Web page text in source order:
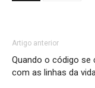
Artigo anterior
Quando o código se
com as linhas da